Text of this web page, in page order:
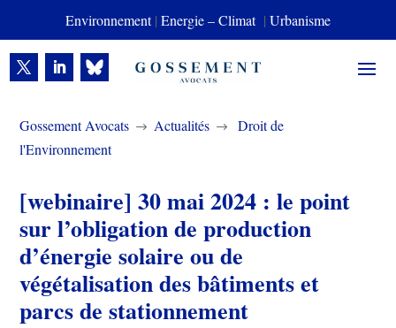
Environnement| Energie – Climat | Urbanisme
Gossement Avocats $ Actualités $
Droit de
l'Environnement
[webinaire] 30 mai 2024 : le point
sur l’obligation de production
d’énergie solaire ou de
végétalisation des bâtiments et
parcs de stationnement